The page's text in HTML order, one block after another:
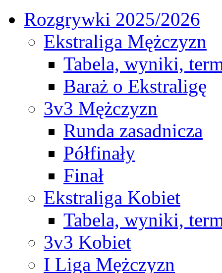
Rozgrywki 2025/2026
Ekstraliga Mężczyzn
Tabela, wyniki,
Baraż o Ekstraligę
3v3 Mężczyzn
Runda zasadnicza
Półfinały
Finał
Ekstraliga Kobiet
Tabela, wyniki,
3v3 Kobiet
I Liga Mężczyzn